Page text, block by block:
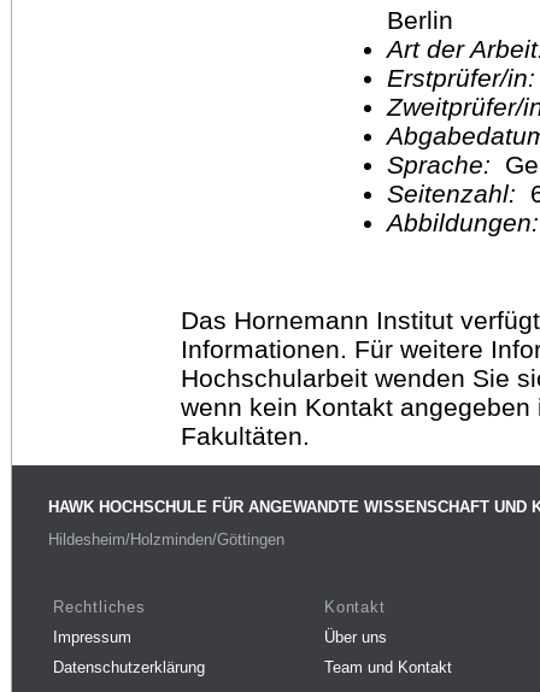
Berlin
Art der
Erstprüfer/
Sprache:
Seitenzahl:
Das Hornemann Institut
Informationen. Für weitere
Hochschularbeit wenden Sie
wenn kein Kontakt
Fakultäten.
HAWK HOCHSCHULE FÜR ANGEWANDTE WISSENSCHAFT UND
Hildesheim/Holzminden/Göttingen
Rechtliches
Impressum
Datenschutzerklärung
Kontakt
Über uns
Team und Kontakt